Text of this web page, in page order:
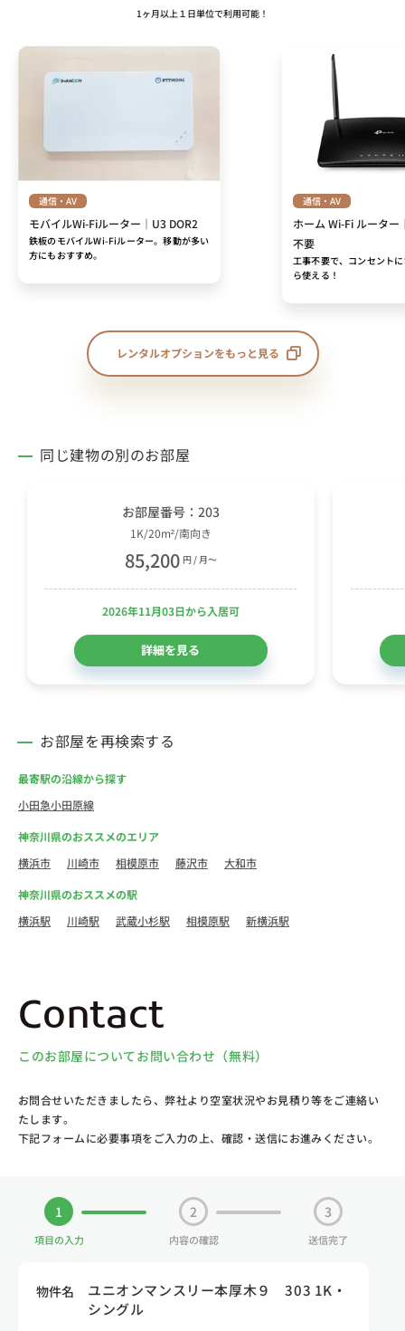
1ヶ月以上１日単位で利用可能！
通信・AV
モバイルWi-Fiルーター｜U3 DOR2
鉄板のモバイルWi-Fiルーター。移動が多い
方にもおすすめ。
通信・AV
ホーム Wi-Fi ルータ
不要
工事不要で、コンセント
ら使える！
レンタルオプションをもっと見る
同じ建物の別のお部屋
お部屋番号：203
1K/20m²/南向き
85,200 円 / 月〜
2026年11月03日から入居可
詳細を見る
お部屋を再検索する
最寄駅の沿線から探す
小田急小田原線
神奈川県のおススメのエリア
横浜市
川崎市 相模原市 藤沢市 大和市
神奈川県のおススメの駅
横浜駅
川崎駅 武蔵小杉駅 相模原駅 新横浜駅
Contact
このお部屋についてお問い合わせ（無料）
お問合せいただきましたら、弊社より空室状況やお見積り等をご連絡い
たします。
下記フォームに必要事項をご入力の上、確認・送信にお進みください。
1
項目の入力
2
内容の確認
3
送信完了
物件名
ユニオンマンスリー本厚木９ 303 1K・
シングル